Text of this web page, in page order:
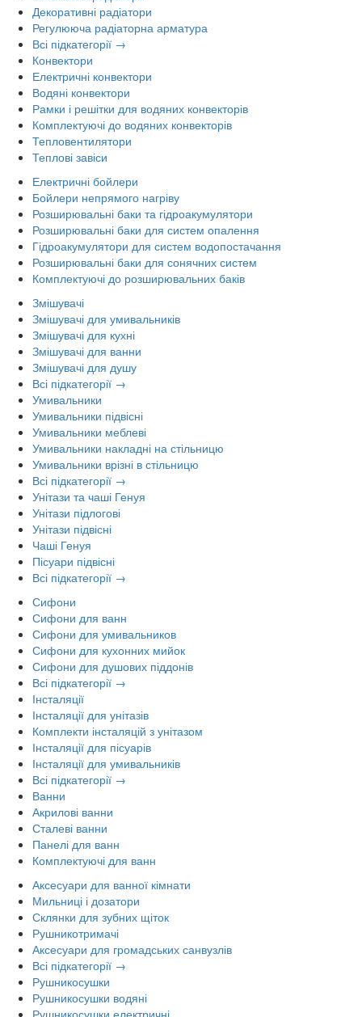
Декоративні радіатори
Регулююча радіаторна арматура
Всі підкатегорії →
Конвектори
Електричні конвектори
Водяні конвектори
Рамки і решітки для водяних конвекторів
Комплектуючі до водяних конвекторів
Тепловентилятори
Теплові завіси
Електричні бойлери
Бойлери непрямого нагріву
Розширювальні баки та гідроакумулятори
Розширювальні баки для систем опалення
Гідроакумулятори для систем водопостачання
Розширювальні баки для сонячних систем
Комплектуючі до розширювальних баків
Змішувачі
Змішувачі для умивальників
Змішувачі для кухні
Змішувачі для ванни
Змішувачі для душу
Всі підкатегорії →
Умивальники
Умивальники підвісні
Умивальники меблеві
Умивальники накладні на стільницю
Умивальники врізні в стільницю
Всі підкатегорії →
Унітази та чаші Генуя
Унітази підлогові
Унітази підвісні
Чаші Генуя
Пісуари підвісні
Всі підкатегорії →
Сифони
Сифони для ванн
Сифони для умивальников
Сифони для кухонних мийок
Сифони для душових піддонів
Всі підкатегорії →
Інсталяції
Інсталяції для унітазів
Комплекти інсталяцій з унітазом
Інсталяції для пісуарів
Інсталяції для умивальників
Всі підкатегорії →
Ванни
Акрилові ванни
Сталеві ванни
Панелі для ванн
Комплектуючі для ванн
Аксесуари для ванної кімнати
Мильниці і дозатори
Склянки для зубних щіток
Рушникотримачі
Аксесуари для громадських санвузлів
Всі підкатегорії →
Рушникосушки
Рушникосушки водяні